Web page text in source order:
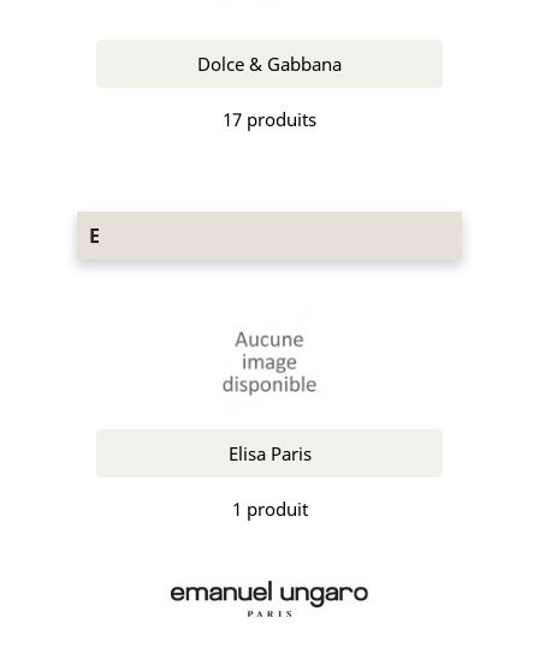
Dolce & Gabbana
17 produits
E
Elisa Paris
1 produit